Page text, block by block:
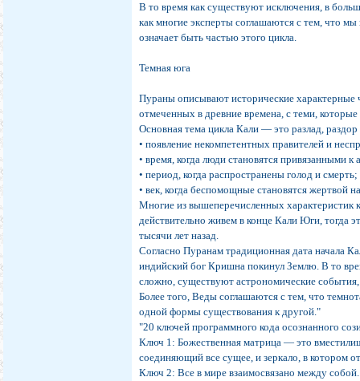
В то время как существуют исключения, в
как многие эксперты соглашаются с тем, что
означает быть частью этого цикла.
Темная юга
Пураны описывают исторические характерные
отмеченных в древние времена, с теми,
Основная тема цикла Кали — это разлад,
• появление некомпетентных правителей и
• время, когда люди становятся привязанными к
• период, когда распространены голод и смерть;
• век, когда беспомощные становятся жертвой
Многие из вышеперечисленных
действительно живем в конце Кали Юги, тогда
тысячи лет назад.
Согласно Пуранам традиционная дата начала
индийский бог Кришна покинул Землю. В то
сложно, существуют астрономические
Более того, Веды соглашаются с тем, что
одной формы существования к другой."
"20 ключей программного кода осознанного
Ключ 1: Божественная матрица — это
соединяющий все сущее, и зеркало, в котором
Ключ 2: Все в мире взаимосвязано между собой.